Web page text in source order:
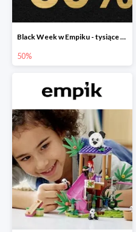
Black Week w Empiku - tysiące produktów do -50%
50%